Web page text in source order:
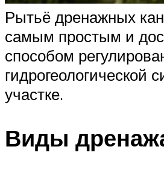
Рытьё дренажных
самым простым и
способом
гидрогеологической
участке.
Виды